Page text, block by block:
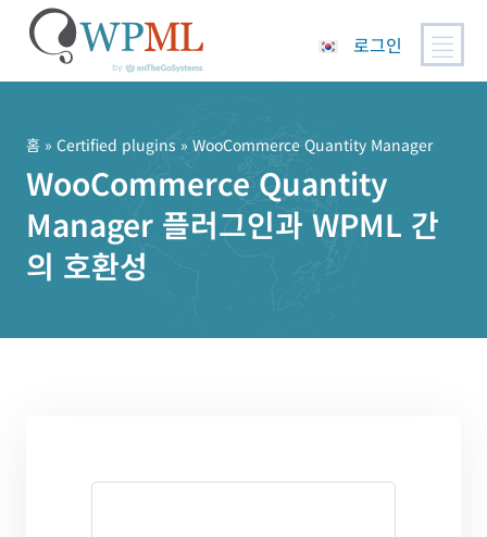
로그인
홈 » Certified plugins » WooCommerce Quantity Manager
WooCommerce Quantity
Manager 플러그인과 WPML 간
의 호환성